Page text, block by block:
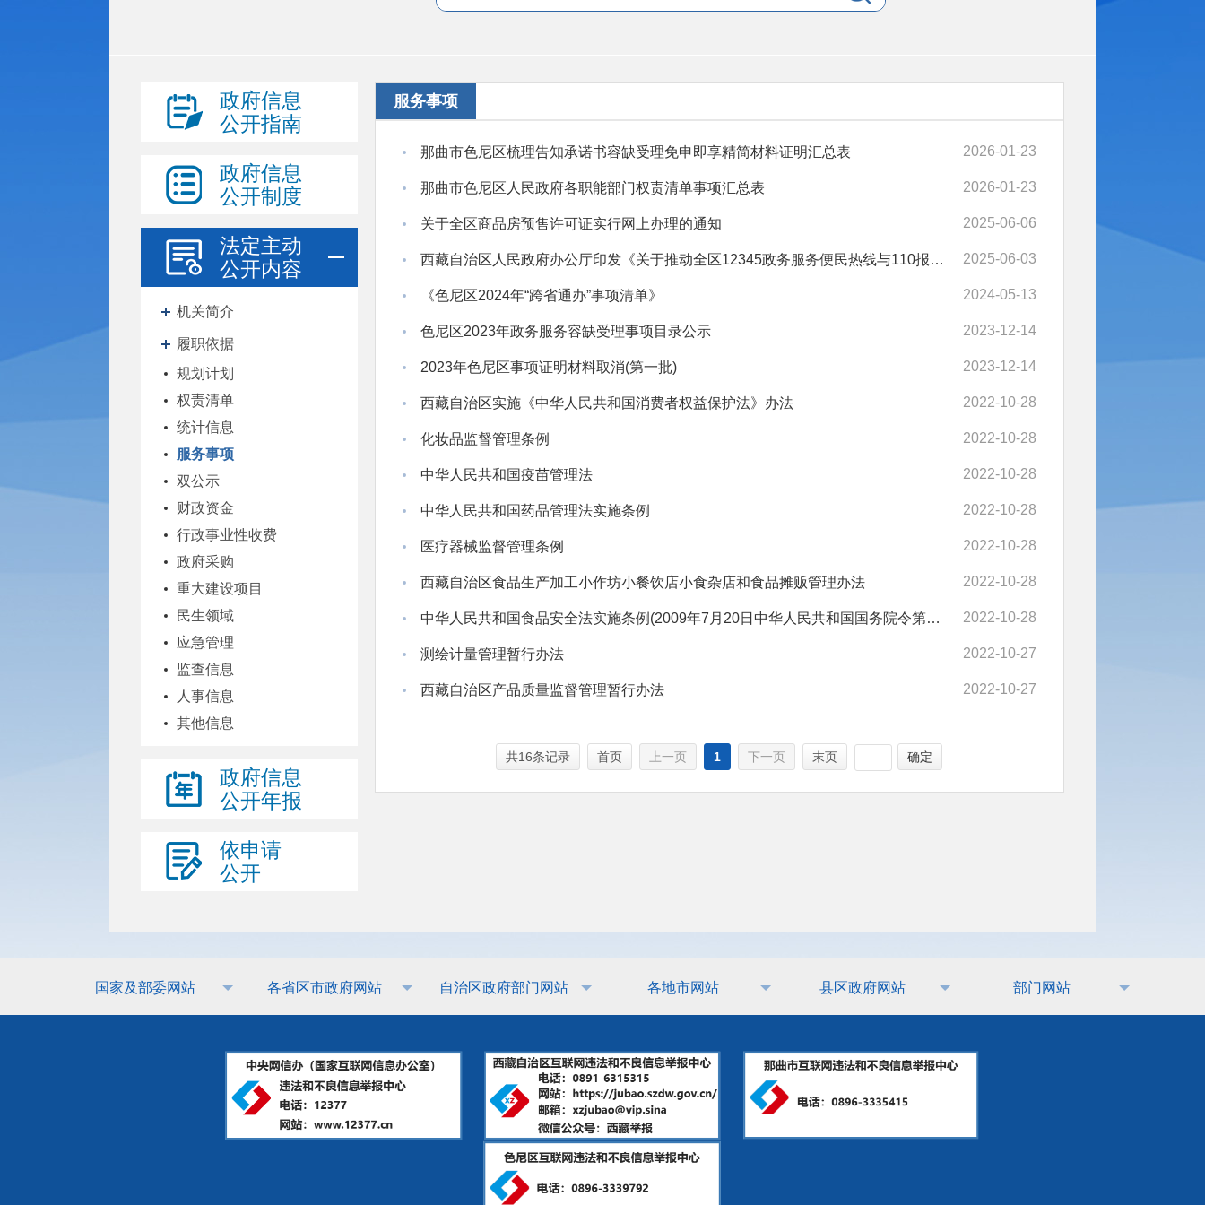
政府信息
公开指南
政府信息
公开制度
法定主动
公开内容
机关简介
履职依据
规划计划
权责清单
统计信息
服务事项
双公示
财政资金
行政事业性收费
政府采购
重大建设项目
民生领域
应急管理
监查信息
人事信息
其他信息
政府信息
公开年报
依申请
公开
服务事项
那曲市色尼区梳理告知承诺书容缺受理免申即享精简材料证明汇总表 2026-01-23
那曲市色尼区人民政府各职能部门权责清单事项汇总表 2026-01-23
关于全区商品房预售许可证实行网上办理的通知 2025-06-06
西藏自治区人民政府办公厅印发《关于推动全区12345政务服务便民热线与110报警服务台高效对接联动的实施意见》的通知 2025-06-03
《色尼区2024年“跨省通办”事项清单》 2024-05-13
色尼区2023年政务服务容缺受理事项目录公示 2023-12-14
2023年色尼区事项证明材料取消(第一批) 2023-12-14
西藏自治区实施《中华人民共和国消费者权益保护法》办法 2022-10-28
化妆品监督管理条例 2022-10-28
中华人民共和国疫苗管理法 2022-10-28
中华人民共和国药品管理法实施条例 2022-10-28
医疗器械监督管理条例 2022-10-28
西藏自治区食品生产加工小作坊小餐饮店小食杂店和食品摊贩管理办法 2022-10-28
中华人民共和国食品安全法实施条例(2009年7月20日中华人民共和国国务院令第557号公布根据2016年2月6日《国务院关于修改部分行政法规的决定》修订2019年3月26日国务院第42次常务会议修订通过2019年10月11日中华人民共和国国务院令第721号公布自2019年12月1日起施行) 2022-10-28
测绘计量管理暂行办法 2022-10-27
西藏自治区产品质量监督管理暂行办法 2022-10-27
共16条记录 首页 上一页 1 下一页 末页 确定
国家及部委网站 各省区市政府网站 自治区政府部门网站 各地市网站 县区政府网站 部门网站